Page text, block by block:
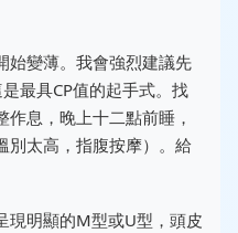
始變薄。我會強烈建議先
最具CP值的起手式。找
息，晚上十二點前睡，
別太高，指腹按摩）。給
現明顯的M型或U型，頭皮